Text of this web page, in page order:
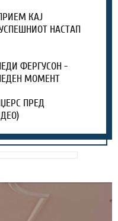
КАЈ
НАСТАП
ФЕРГУСОН -
МОМЕНТ
ПРЕД